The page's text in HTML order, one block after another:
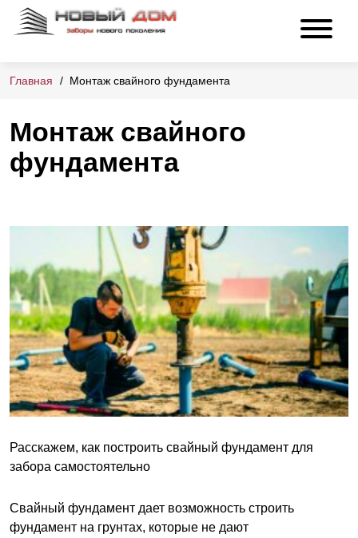
Главная Монтаж свайного фундамента
Монтаж свайного
фундамента
Расскажем, как построить свайный фундамент для
забора самостоятельно
Свайный фундамент дает возможность строить
фундамент на грунтах, которые не дают